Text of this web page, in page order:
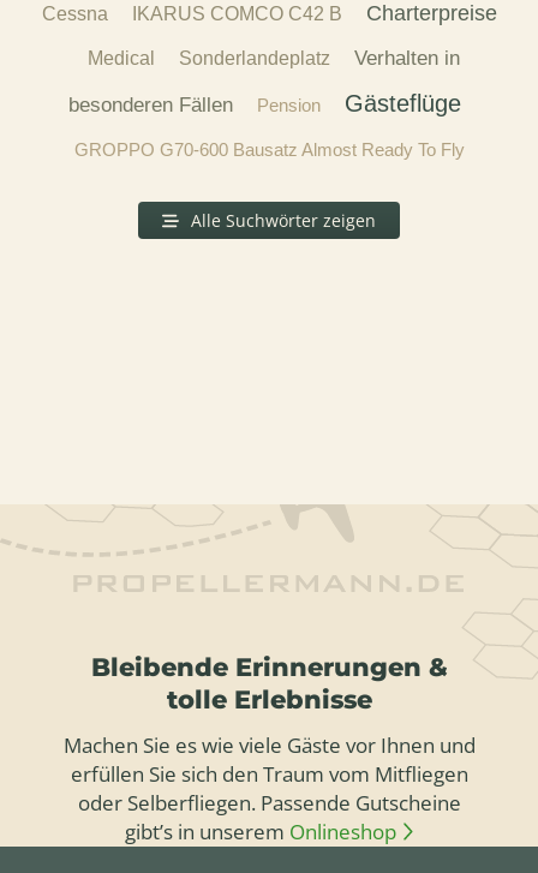
Cessna IKARUS COMCO C42 B Charterpreise
Medical Sonderlandeplatz Verhalten in
besonderen Fällen Pension Gästeflüge
GROPPO G70-600 Bausatz Almost Ready To Fly
Alle Suchwörter zeigen
Bleibende Erinnerungen &
tolle Erlebnisse
Machen Sie es wie viele Gäste vor Ihnen und
erfüllen Sie sich den Traum vom Mitfliegen
oder Selberfliegen. Passende Gutscheine
gibt’s in unserem Onlineshop